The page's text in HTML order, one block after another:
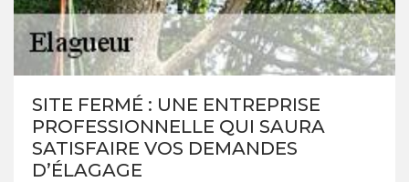
SITE FERMÉ : UNE ENTREPRISE
PROFESSIONNELLE QUI SAURA
SATISFAIRE VOS DEMANDES
D’ÉLAGAGE